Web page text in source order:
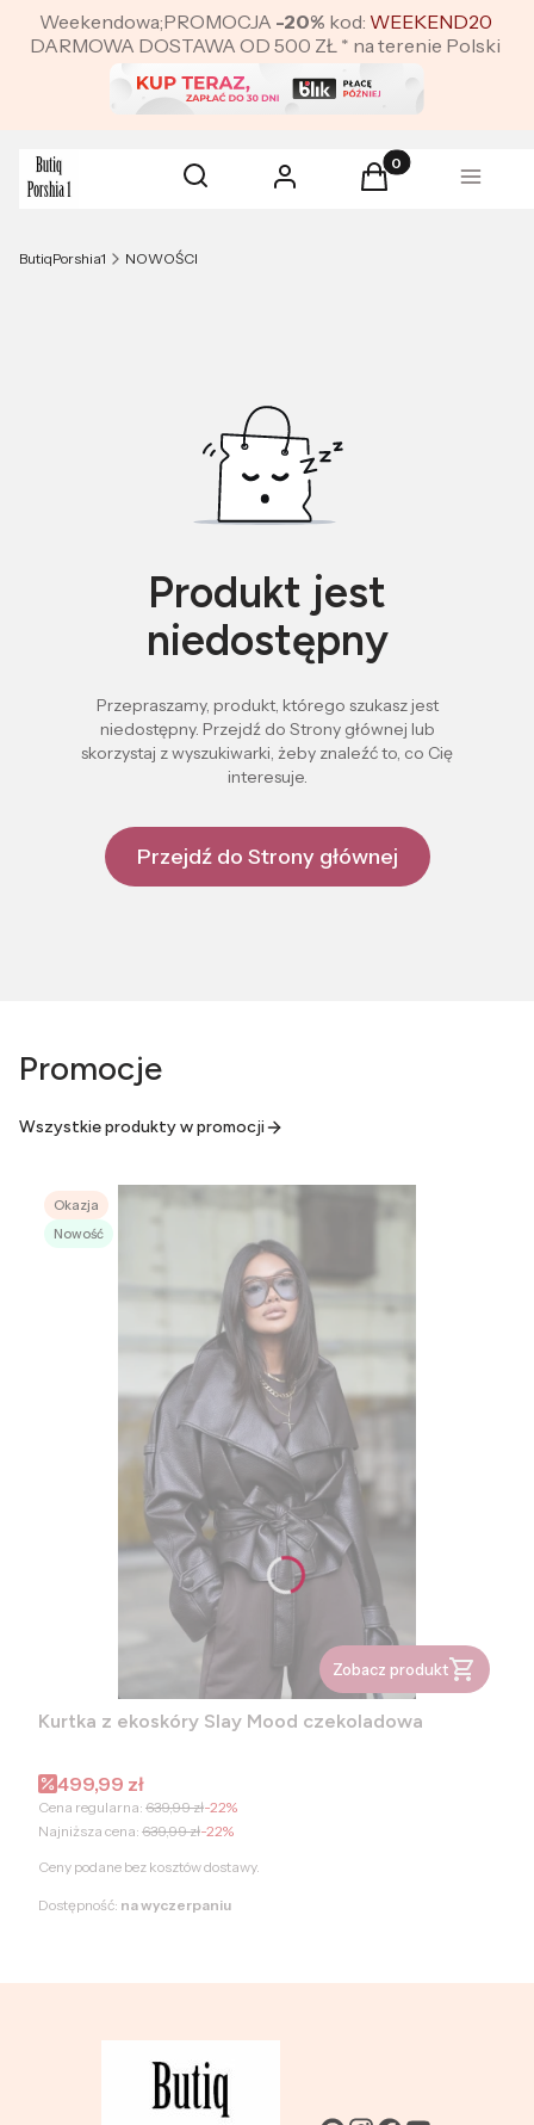
Weekendowa;PROMOCJA -20% kod: WEEKEND20
DARMOWA DOSTAWA OD 500 ZŁ * na terenie Polski
Otwórz wyszukiwarkę
Szukaj Zaloguj się Produkty w
Koszyk Menu
ButiqPorshia1 NOWOŚCI
Produkt jest
niedostępny
Przepraszamy, produkt, którego szukasz jest
niedostępny. Przejdź do Strony głównej lub
skorzystaj z wyszukiwarki, żeby znaleźć to, co Cię
interesuje.
Przejdź do Strony głównej
Promocje
Wszystkie produkty w promocji
Okazja
Nowość
Zobacz produkt
Kurtka z ekoskóry Slay Mood czekoladowa
Cena promocyjna
499,99 zł
Cena regularna: 639,99 zł-22%
Najniższa cena: 639,99 zł-22%
Ceny podane bez kosztów dostawy.
Dostępność: na wyczerpaniu